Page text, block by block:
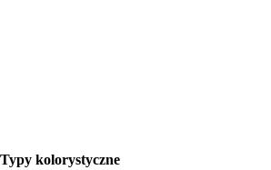
Typy kolorystyczne